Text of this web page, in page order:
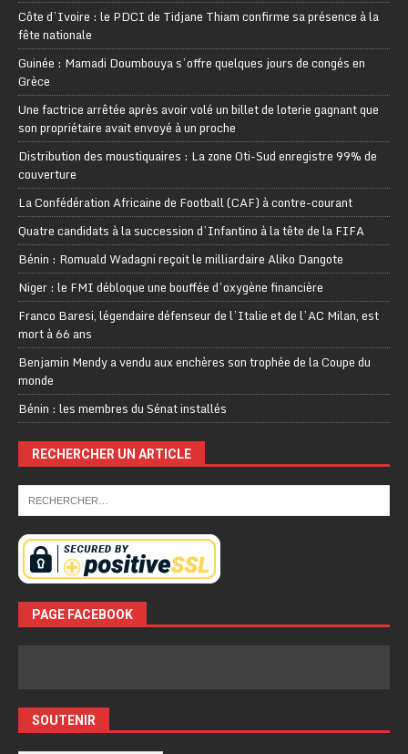
Côte d’Ivoire : le PDCI de Tidjane Thiam confirme sa présence à la
fête nationale
Guinée : Mamadi Doumbouya s’offre quelques jours de congés en
Grèce
Une factrice arrêtée après avoir volé un billet de loterie gagnant que
son propriétaire avait envoyé à un proche
Distribution des moustiquaires : La zone Oti-Sud enregistre 99% de
couverture
La Confédération Africaine de Football (CAF) à contre-courant
Quatre candidats à la succession d’Infantino à la tête de la FIFA
Bénin : Romuald Wadagni reçoit le milliardaire Aliko Dangote
Niger : le FMI débloque une bouffée d’oxygène financière
Franco Baresi, légendaire défenseur de l’Italie et de l’AC Milan, est
mort à 66 ans
Benjamin Mendy a vendu aux enchères son trophée de la Coupe du
monde
Bénin : les membres du Sénat installés
RECHERCHER UN ARTICLE
PAGE FACEBOOK
SOUTENIR